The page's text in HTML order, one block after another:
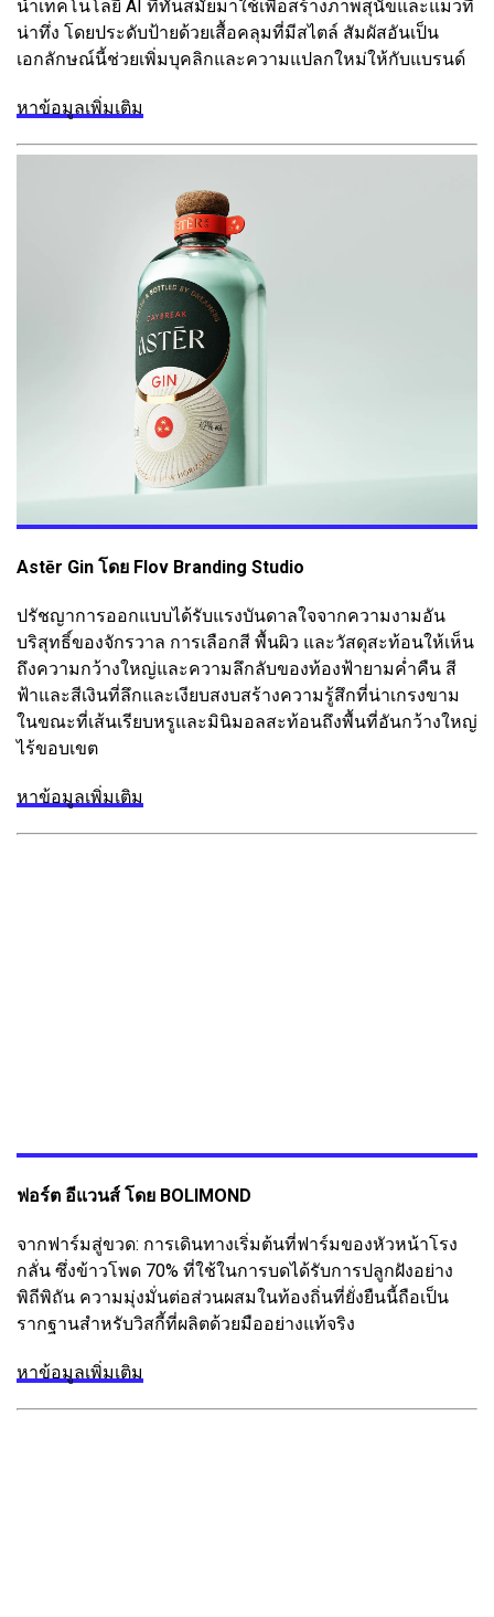
นำเทคโนโลยี AI ที่ทันสมัยมาใช้เพื่อสร้างภาพสุนัขและแมวที่
น่าทึ่ง โดยประดับป้ายด้วยเสื้อคลุมที่มีสไตล์ สัมผัสอันเป็น
เอกลักษณ์นี้ช่วยเพิ่มบุคลิกและความแปลกใหม่ให้กับแบรนด์
หาข้อมูลเพิ่มเติม
Astēr Gin โดย Flov Branding Studio
ปรัชญาการออกแบบได้รับแรงบันดาลใจจากความงามอัน
บริสุทธิ์ของจักรวาล การเลือกสี พื้นผิว และวัสดุสะท้อนให้เห็น
ถึงความกว้างใหญ่และความลึกลับของท้องฟ้ายามค่ำคืน สี
ฟ้าและสีเงินที่ลึกและเงียบสงบสร้างความรู้สึกที่น่าเกรงขาม
ในขณะที่เส้นเรียบหรูและมินิมอลสะท้อนถึงพื้นที่อันกว้างใหญ่
ไร้ขอบเขต
หาข้อมูลเพิ่มเติม
ฟอร์ต อีแวนส์ โดย BOLIMOND
จากฟาร์มสู่ขวด: การเดินทางเริ่มต้นที่ฟาร์มของหัวหน้าโรง
กลั่น ซึ่งข้าวโพด 70% ที่ใช้ในการบดได้รับการปลูกฝังอย่าง
พิถีพิถัน ความมุ่งมั่นต่อส่วนผสมในท้องถิ่นที่ยั่งยืนนี้ถือเป็น
รากฐานสำหรับวิสกี้ที่ผลิตด้วยมืออย่างแท้จริง
หาข้อมูลเพิ่มเติม